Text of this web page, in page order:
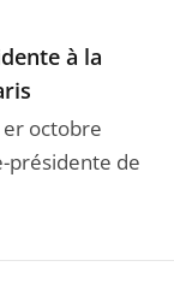
à la
octobre
présidente de